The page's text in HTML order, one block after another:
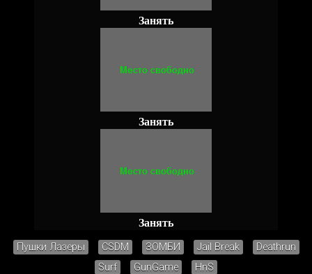
Занять
Занять
Занять
Пушки Лазеры CSDM ЗОМБИ Jail Break
Deathrun
Surf
GunGame HnS